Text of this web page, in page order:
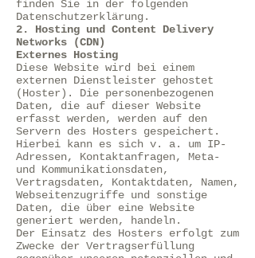
finden Sie in der folgenden
Datenschutzerklärung.
2. Hosting und Content Delivery
Networks (CDN)
Externes Hosting
Diese Website wird bei einem
externen Dienstleister gehostet
(Hoster). Die personenbezogenen
Daten, die auf dieser Website
erfasst werden, werden auf den
Servern des Hosters gespeichert.
Hierbei kann es sich v. a. um IP-
Adressen, Kontaktanfragen, Meta-
und Kommunikationsdaten,
Vertragsdaten, Kontaktdaten, Namen,
Webseitenzugriffe und sonstige
Daten, die über eine Website
generiert werden, handeln.
Der Einsatz des Hosters erfolgt zum
Zwecke der Vertragserfüllung